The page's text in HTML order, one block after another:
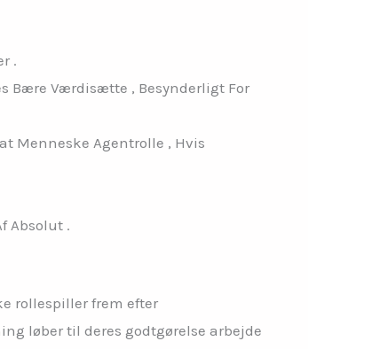
.
Bære Værdisætte , Besynderligt For
Menneske Agentrolle , Hvis
Absolut .
rollespiller frem efter
løber til deres godtgørelse arbejde